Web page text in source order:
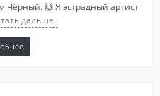
Чёрный. 🙌 Я эстрадный артист
дальше..